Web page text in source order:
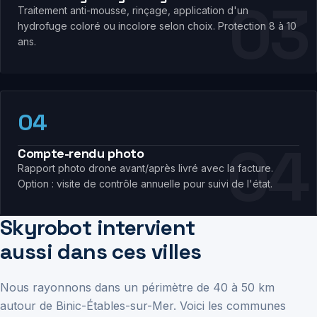
Traitement anti-mousse, rinçage, application d'un
hydrofuge coloré ou incolore selon choix. Protection 8 à 10
ans.
04
Compte-rendu photo
Rapport photo drone avant/après livré avec la facture.
Option : visite de contrôle annuelle pour suivi de l'état.
Skyrobot intervient
aussi dans ces villes
Nous rayonnons dans un périmètre de 40 à 50 km
autour de Binic-Étables-sur-Mer. Voici les communes